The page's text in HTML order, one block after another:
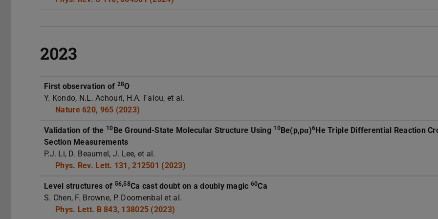
2023
First observation of 28O
Y. Kondo, N.L. Achouri, H.A. Falou, et al.
Nature 620, 965 (2023)
Validation of the 10Be Ground-State Molecular Structure Using 10Be(p,pα)6He Triple Differential Reaction
Section Measurements
P.J. Li, D. Beaumel, J. Lee, et al.
Phys. Rev. Lett. 131, 212501 (2023)
Level structures of 56,58Ca cast doubt on a doubly magic 60Ca
S. Chen, F. Browne, P. Doornenbal et al.
Phys. Lett. B 843, 138025 (2023)